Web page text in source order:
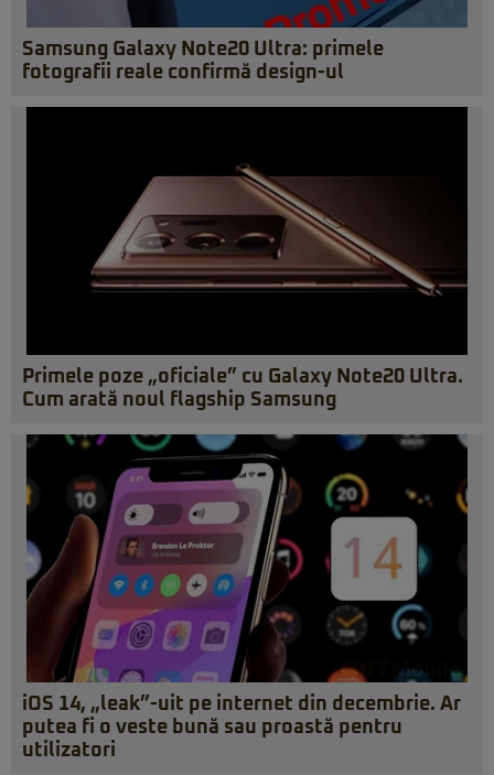
Samsung Galaxy Note20 Ultra: primele
fotografii reale confirmă design-ul
Primele poze „oficiale” cu Galaxy Note20 Ultra.
Cum arată noul flagship Samsung
iOS 14, „leak”-uit pe internet din decembrie. Ar
putea fi o veste bună sau proastă pentru
utilizatori